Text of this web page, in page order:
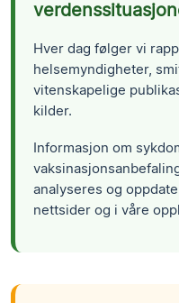
Hver dag følger vi
helsemyndigheter,
vitenskapelige
kilder.
Informasjon om
analyseres og
nettsider og i våre